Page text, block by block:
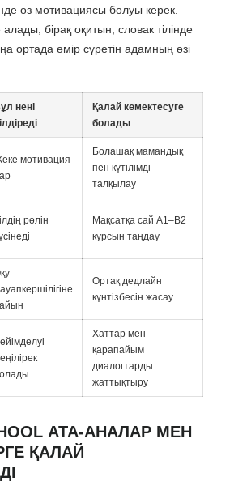
өз мотивациясы болуы керек.
бірақ оқитын, словак тілінде
ортада өмір сүретін адамның өзі
нені
Қалай көмектесуге
болады
мотивация
Болашақ мамандық
пен күтілімді
талқылау
рөлін
Мақсатқа сай A1–B2
курсын таңдау
Ортақ дедлайн
күнтізбесін жасау
Хаттар мен
қарапайым
диалогтарды
жаттықтыру
АТА-АНАЛАР МЕН
ҚАЛАЙ